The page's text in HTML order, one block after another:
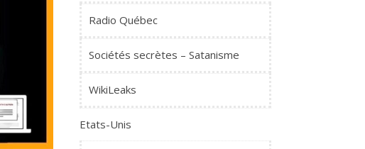
Radio Québec
Sociétés secrètes – Satanisme
WikiLeaks
Etats-Unis